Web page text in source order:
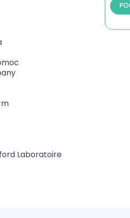
Laboratoire